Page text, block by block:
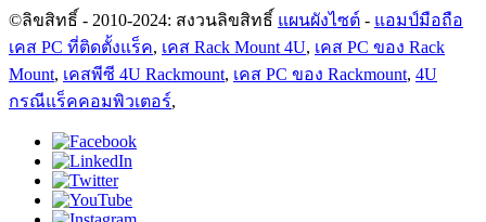
©ลิขสิทธิ์ - 2010-2024: สงวนลิขสิทธิ์ แผนผังไซต์ - แอมป์มือถือ
เคส PC ที่ติดตั้งแร็ค, เคส Rack Mount 4U, เคส PC ของ Rack
Mount, เคสพีซี 4U Rackmount, เคส PC ของ Rackmount, 4U
กรณีแร็คคอมพิวเตอร์,